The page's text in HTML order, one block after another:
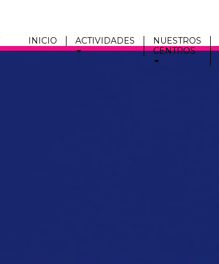
INICIO ACTIVIDADES
NUESTROS
CENTROS